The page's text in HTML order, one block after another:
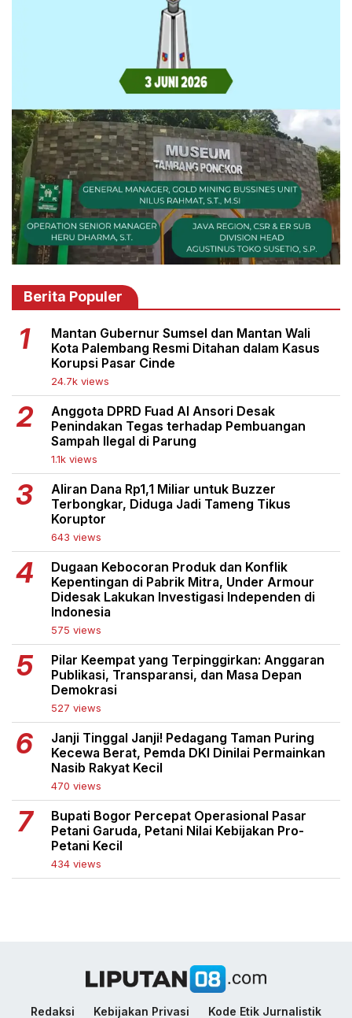
Berita Populer
Mantan Gubernur Sumsel dan Mantan Wali
Kota Palembang Resmi Ditahan dalam Kasus
Korupsi Pasar Cinde
24.7k views
Anggota DPRD Fuad Al Ansori Desak
Penindakan Tegas terhadap Pembuangan
Sampah Ilegal di Parung
1.1k views
Aliran Dana Rp1,1 Miliar untuk Buzzer
Terbongkar, Diduga Jadi Tameng Tikus
Koruptor
643 views
Dugaan Kebocoran Produk dan Konflik
Kepentingan di Pabrik Mitra, Under Armour
Didesak Lakukan Investigasi Independen di
Indonesia
575 views
Pilar Keempat yang Terpinggirkan: Anggaran
Publikasi, Transparansi, dan Masa Depan
Demokrasi
527 views
Janji Tinggal Janji! Pedagang Taman Puring
Kecewa Berat, Pemda DKI Dinilai Permainkan
Nasib Rakyat Kecil
470 views
Bupati Bogor Percepat Operasional Pasar
Petani Garuda, Petani Nilai Kebijakan Pro-
Petani Kecil
434 views
Redaksi Kebijakan Privasi Kode Etik Jurnalistik